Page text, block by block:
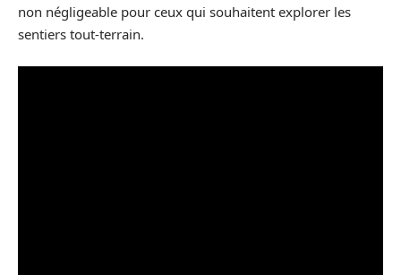
non négligeable pour ceux qui souhaitent explorer les
sentiers tout-terrain.